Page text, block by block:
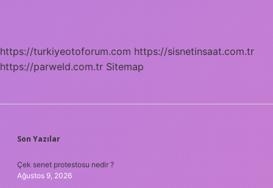
https://turkiyeotoforum.com https://sisnetinsaat.com.tr
https://parweld.com.tr Sitemap
SIDEBAR
Son Yazılar
Çek senet protestosu nedir ?
Ağustos 9, 2026